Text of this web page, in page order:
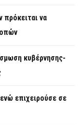
πρόκειται να
κυβέρνησης-
επιχειρούσε σε